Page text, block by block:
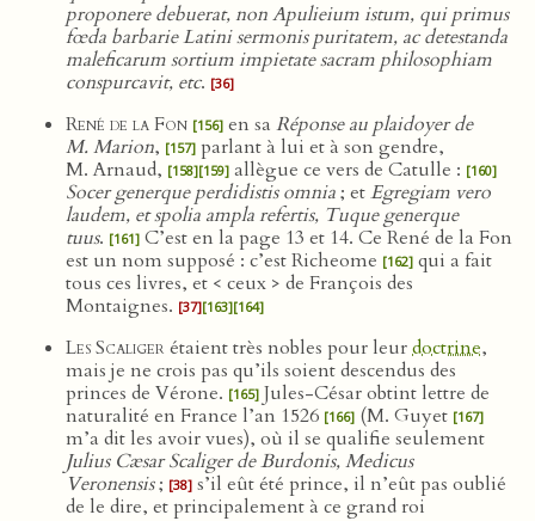
proponere debuerat, non Apulieium istum, qui primus
fœda barbarie Latini sermonis puritatem, ac detestanda
maleficarum sortium impietate sacram philosophiam
conspurcavit, etc. [36]
René de la Fon [156] en sa Réponse au plaidoyer de
M. Marion, [157] parlant à lui et à son gendre,
M. Arnaud, [158][159] allègue ce vers de Catulle : [160]
Socer generque perdidistis omnia; etEgregiam vero
laudem, et spolia ampla refertis, Tuque generque
tuus. [161] C’est en la page 13 et 14. Ce René de la Fon
est un nom supposé : c’est Richeome [162] qui a fait
tous ces livres, et < ceux > de François des
Montaignes. [37][163][164]
Les Scaliger étaient très nobles pour leurdoctrine,
mais je ne crois pas qu’ils soient descendus des
princes de Vérone. [165] Jules-César obtint lettre de
naturalité en France l’an 1526 [166] (M. Guyet [167]
m’a dit les avoir vues), où il se qualifie seulement
Julius Cæsar Scaliger de Burdonis, Medicus
Veronensis; [38] s’il eût été prince, il n’eût pas oublié
de le dire, et principalement à ce grand roi